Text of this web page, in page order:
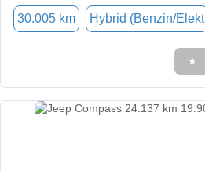
30.005 km Hybrid (Benzin/Elekt
★